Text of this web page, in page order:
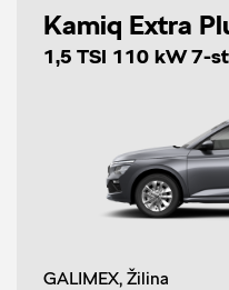
Kamiq Extra
1,5 TSI 110 kW 7-
GALIMEX, Žilina